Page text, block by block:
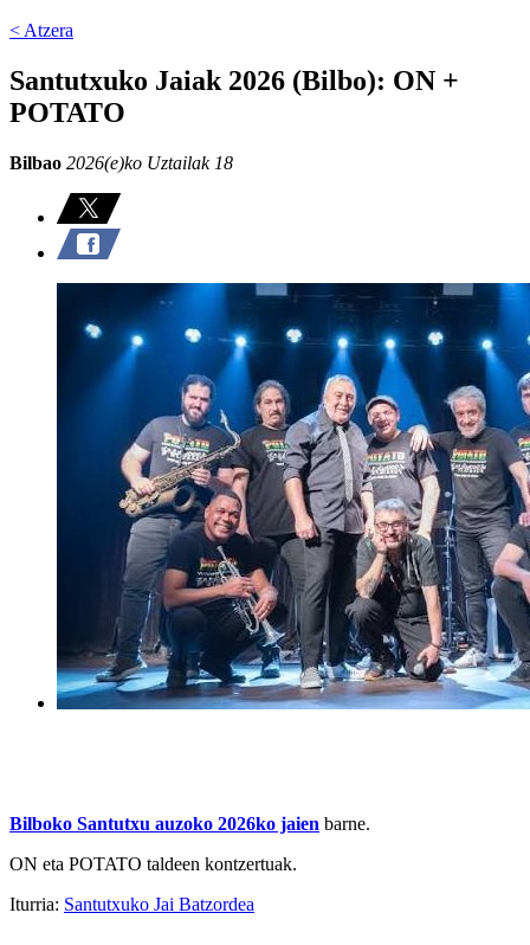
< Atzera
Santutxuko Jaiak 2026 (Bilbo): ON +
POTATO
Bilbao 2026(e)ko Uztailak 18
Bilboko Santutxu auzoko 2026ko jaien barne.
ON eta POTATO taldeen kontzertuak.
Iturria: Santutxuko Jai Batzordea